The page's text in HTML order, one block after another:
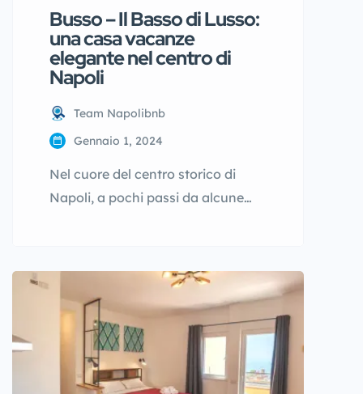
Busso – Il Basso di Lusso:
una casa vacanze
elegante nel centro di
Napoli
Team Napolibnb
Gennaio 1, 2024
Nel cuore del centro storico di
Napoli, a pochi passi da alcune
Lusso, una casa vacanze pensata
per chi desidera soggiornare in
una posizione strategica e vivere
Napoli con comfort e stile. Situata
in Via Nardones, una strada
caratteristica a pochi minuti […]